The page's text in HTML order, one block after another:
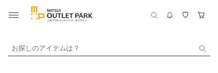
お探しのアイテムは？